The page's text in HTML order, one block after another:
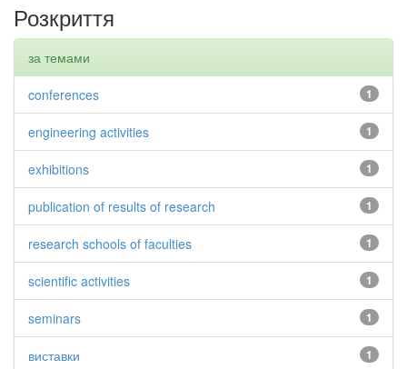
Розкриття
за темами
1
conferences
1
engineering activities
1
exhibitions
1
publication of results of research
1
research schools of faculties
1
scientific activities
1
seminars
1
виставки